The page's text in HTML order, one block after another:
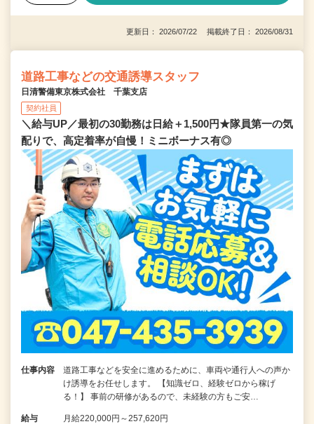
更新日： 2026/07/22 掲載終了日： 2026/08/31
道路工事などの交通誘導スタッフ
日清警備東京株式会社 千葉支店
契約社員
＼給与UP／最初の30勤務は日給＋1,500円★隊員第一の気
配りで、高定着率が自慢！ミニボーナス有◎
仕事内容
道路工事などを安全に進めるために、車両や通行人への声か
け誘導をお任せします。 【知識ゼロ、経験ゼロから稼げ
る！】 事前の研修があるので、未経験の方もご安…
給与 月給220,000円～257,620円